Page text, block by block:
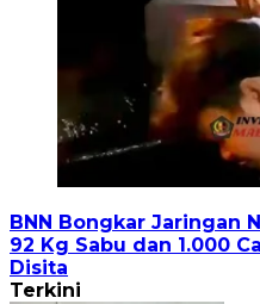
BNN Bongkar Jaringan
92 Kg Sabu dan 1.000
Disita
Terkini